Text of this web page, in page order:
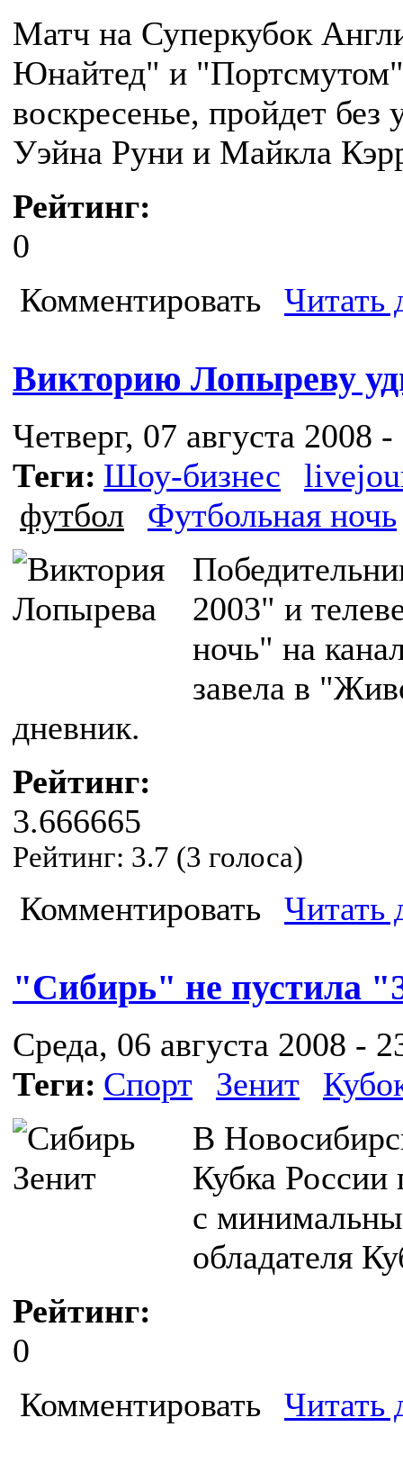
Матч на Суперкубок
Юнайтед" и
воскресенье, пройдет
Уэйна Руни и Майкла
Рейтинг:
0
Комментировать
Читать
Викторию Лопыреву
Четверг, 07 августа 2008
Теги: Шоу-бизнес
футбол
Футбольная ночь
2003" и
ночь" на
завела в
дневник.
Рейтинг:
3.666665
Рейтинг: 3.7 (3 голоса)
Комментировать Читать
"Сибирь" не пустила
Среда, 06 августа 2008 -
Теги: Спорт Зенит
В
Кубка
с
обладателя
Рейтинг:
0
Комментировать
Читать